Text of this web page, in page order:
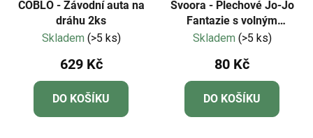
COBLO - Závodní auta na
dráhu 2ks
Skladem (>5 ks)
629 Kč
DO KOŠÍKU
Svoora - Plechové Jo-Jo
Fantazie s volným
roztočením - tečky
Skladem (>5 ks)
80 Kč
DO KOŠÍKU